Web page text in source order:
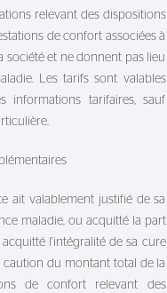
relevant des dispositions
de confort associées à
société et ne donnent pas lieu
Les tarifs sont valables
informations tarifaires, sauf
ait valablement justifié de sa
maladie, ou acquitté la part
l'intégralité de sa cure
caution du montant total de la
de confort relevant des